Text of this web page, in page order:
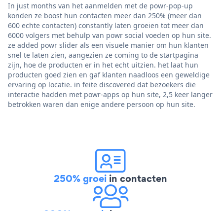
In just months van het aanmelden met de powr-pop-up
konden ze boost hun contacten meer dan 250% (meer dan
600 echte contacten) constantly laten groeien tot meer dan
6000 volgers met behulp van powr social voeden op hun site.
ze added powr slider als een visuele manier om hun klanten
snel te laten zien, aangezien ze coming to de startpagina
zijn, hoe de producten er in het echt uitzien. het laat hun
producten goed zien en gaf klanten naadloos een geweldige
ervaring op locatie. in feite discovered dat bezoekers die
interactie hadden met powr-apps op hun site, 2,5 keer langer
betrokken waren dan enige andere persoon op hun site.
250% groei in contacten